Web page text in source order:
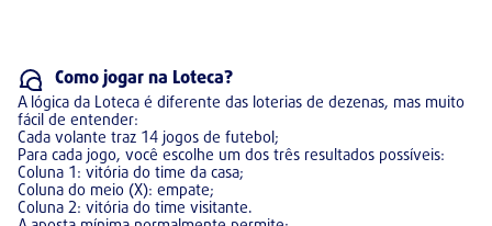
Como jogar na Loteca?
A lógica da Loteca é diferente das loterias de dezenas, mas muito
fácil de entender:
Cada volante traz 14 jogos de futebol;
Para cada jogo, você escolhe um dos três resultados possíveis:
Coluna 1: vitória do time da casa;
Coluna do meio (X): empate;
Coluna 2: vitória do time visitante.